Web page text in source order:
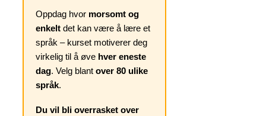
Oppdag hvor morsomt og
enkelt det kan være å lære et
språk – kurset motiverer deg
virkelig til å øve hver eneste
dag. Velg blant over 80 ulike
språk.
Du vil bli overrasket over